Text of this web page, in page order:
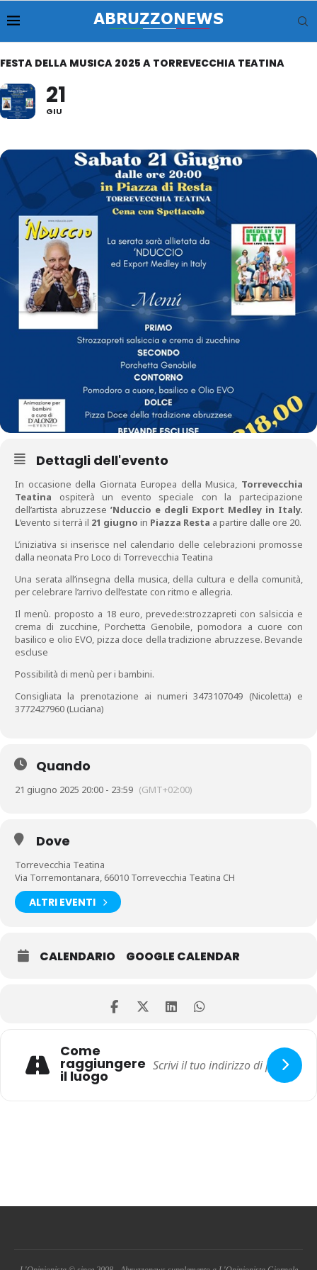
FESTA DELLA MUSICA 2025 A TORREVECCHIA TEATINA
21
GIU
Dettagli dell'evento
In occasione della Giornata Europea della Musica, Torrevecchia
Teatina ospiterà un evento speciale con la partecipazione
dell’artista abruzzese ’Nduccio e degli Export Medley in Italy.
L‘evento si terrà il 21 giugno in Piazza Resta a partire dalle ore 20.
L’iniziativa si inserisce nel calendario delle celebrazioni promosse
dalla neonata Pro Loco di Torrevecchia Teatina
Una serata all’insegna della musica, della cultura e della comunità,
per celebrare l’arrivo dell’estate con ritmo e allegria.
Il menù. proposto a 18 euro, prevede:strozzapreti con salsiccia e
crema di zucchine, Porchetta Genobile, pomodora a cuore con
basilico e olio EVO, pizza doce della tradizione abruzzese. Bevande
escluse
Possibilità di menù per i bambini.
Consigliata la prenotazione ai numeri 3473107049 (Nicoletta) e
3772427960 (Luciana)
Quando
21 giugno 2025 20:00 - 23:59 (GMT+02:00)
Dove
Torrevecchia Teatina
Via Torremontanara, 66010 Torrevecchia Teatina CH
ALTRI EVENTI
CALENDARIO GOOGLE CALENDAR
Come
raggiungere
il luogo